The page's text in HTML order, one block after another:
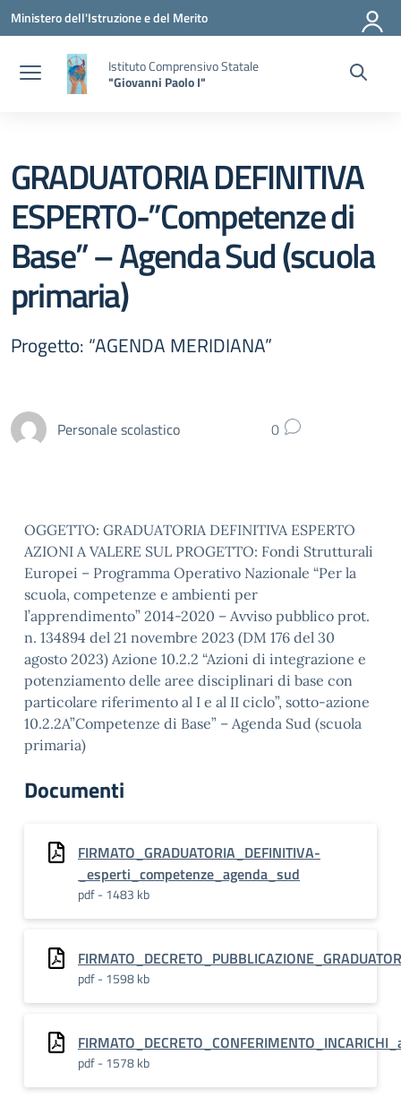
Vai ai contenuti
Vai al menu di navigazione
Vai al footer
Ministero dell'Istruzione e del Merito
Istituto Comprensivo Statale
"Giovanni Paolo I"
GRADUATORIA DEFINITIVA
ESPERTO-”Competenze di
Base” – Agenda Sud (scuola
primaria)
Progetto: “AGENDA MERIDIANA”
Personale scolastico 0
OGGETTO: GRADUATORIA DEFINITIVA ESPERTO
AZIONI A VALERE SUL PROGETTO: Fondi Strutturali
Europei – Programma Operativo Nazionale “Per la
scuola, competenze e ambienti per
l’apprendimento” 2014-2020 – Avviso pubblico prot.
n. 134894 del 21 novembre 2023 (DM 176 del 30
agosto 2023) Azione 10.2.2 “Azioni di integrazione e
potenziamento delle aree disciplinari di base con
particolare riferimento al I e al II ciclo”, sotto-azione
10.2.2A”Competenze di Base” – Agenda Sud (scuola
primaria)
Documenti
FIRMATO_GRADUATORIA_DEFINITIVA-
_esperti_competenze_agenda_sud
pdf - 1483 kb
pdf - 1598 kb
pdf - 1578 kb